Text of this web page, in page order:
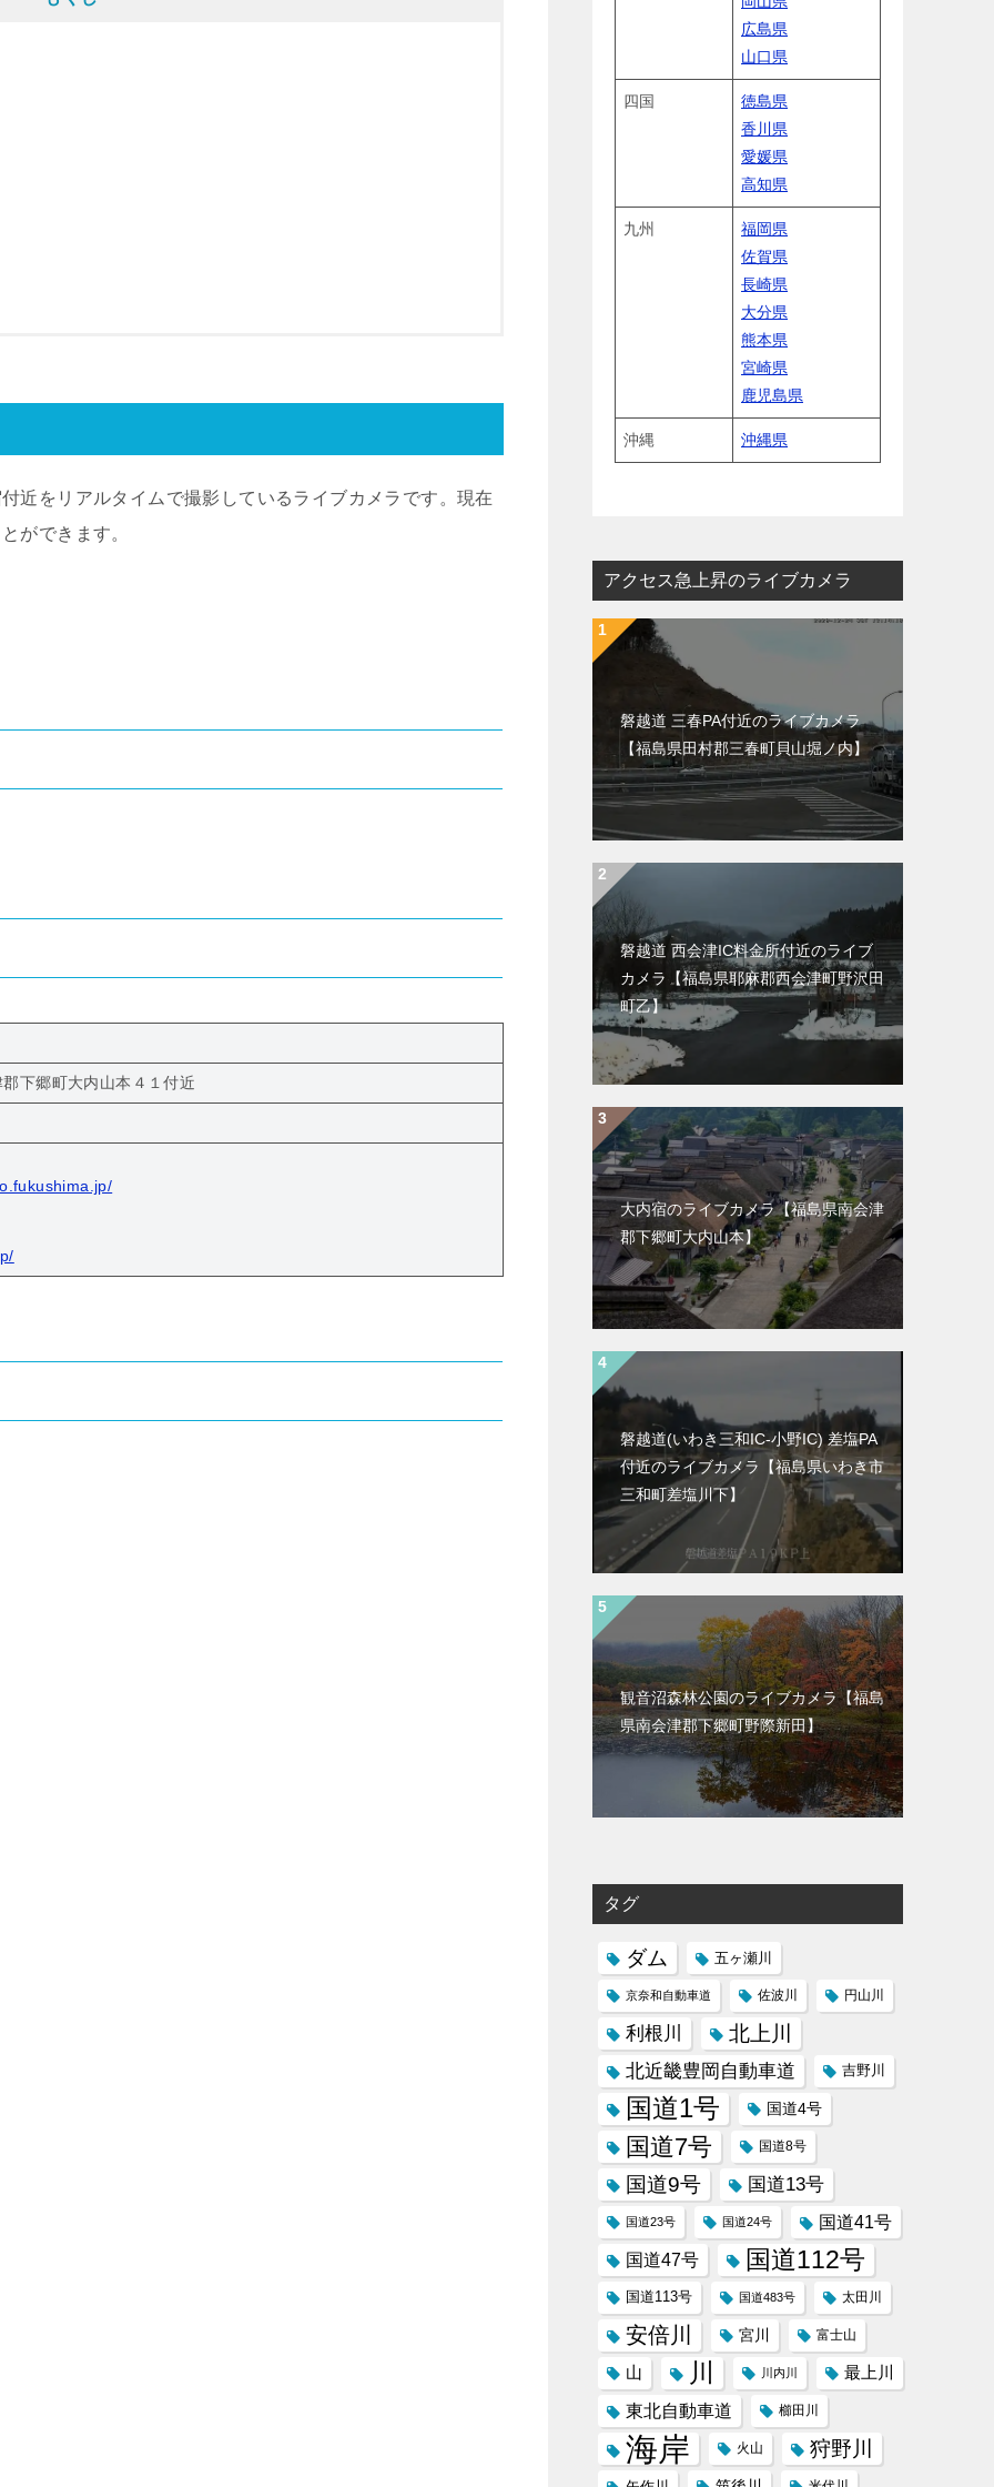
近をリアルタイムで撮影しているライブカメラです。現在
ができます。
下郷町大内山本４１付近
広島県
山口県
四国
徳島県
香川県
愛媛県
高知県
九州
福岡県
佐賀県
長崎県
大分県
熊本県
宮崎県
鹿児島県
沖縄 沖縄県
アクセス急上昇のライブカメラ
磐越道 三春PA付近のライブカメラ
【福島県田村郡三春町貝山堀ノ内】
磐越道 西会津IC料金所付近のライブ
カメラ【福島県耶麻郡西会津町野沢田
町乙】
大内宿のライブカメラ【福島県南会津
郡下郷町大内山本】
磐越道(いわき三和IC-小野IC) 差塩PA
付近のライブカメラ【福島県いわき市
三和町差塩川下】
観音沼森林公園のライブカメラ【福島
県南会津郡下郷町野際新田】
タグ
ダム 五ヶ瀬川
京奈和自動車道 佐波川 円山川
利根川 北上川
北近畿豊岡自動車道 吉野川
国道1号 国道4号
国道7号 国道8号
国道9号 国道13号
国道23号 国道24号 国道41号
国道47号 国道112号
国道113号 国道483号 太田川
安倍川 宮川 富士山
山 川 川内川 最上川
東北自動車道 櫛田川
海岸 火山 狩野川